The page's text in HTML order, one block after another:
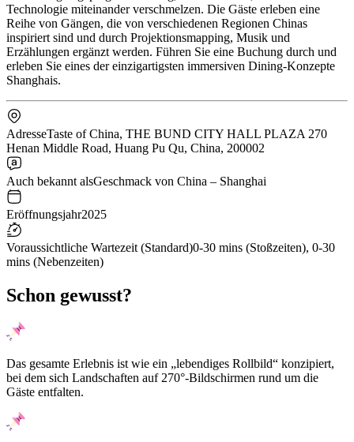
Technologie miteinander verschmelzen. Die Gäste erleben eine
Reihe von Gängen, die von verschiedenen Regionen Chinas
inspiriert sind und durch Projektionsmapping, Musik und
Erzählungen ergänzt werden. Führen Sie eine Buchung durch und
erleben Sie eines der einzigartigsten immersiven Dining-Konzepte
Shanghais.
AdresseTaste of China, THE BUND CITY HALL PLAZA 270
Henan Middle Road, Huang Pu Qu, China, 200002
Auch bekannt alsGeschmack von China – Shanghai
Eröffnungsjahr2025
Voraussichtliche Wartezeit (Standard)0-30 mins (Stoßzeiten), 0-30
mins (Nebenzeiten)
Schon gewusst?
Das gesamte Erlebnis ist wie ein „lebendiges Rollbild“ konzipiert,
bei dem sich Landschaften auf 270°-Bildschirmen rund um die
Gäste entfalten.